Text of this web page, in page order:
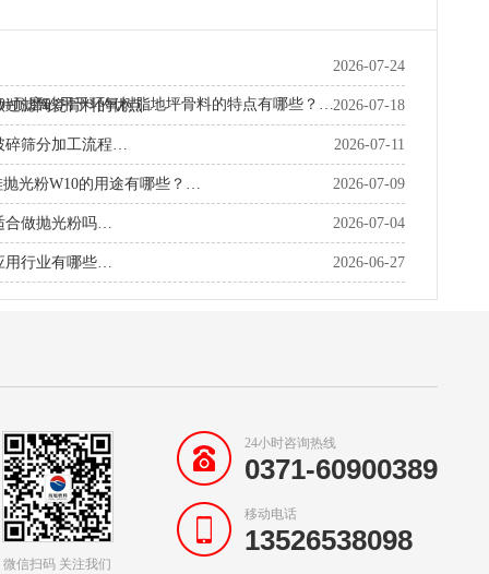
2026-07-24
耐磨砂用于环氧树脂地坪骨料的特点有哪些？…2026-07-18
过滤陶瓷骨料的优点…
2026-07-11
碎筛分加工流程…
2026-07-09
抛光粉W10的用途有哪些？…
2026-07-04
合做抛光粉吗…
2026-06-27
用行业有哪些…
微信扫码 关注我们
24小时咨询热线
0371-60900389
移动电话
13526538098